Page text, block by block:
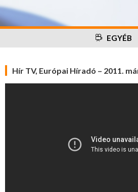
EGYÉB
Hír TV, Európai Híradó – 2011.